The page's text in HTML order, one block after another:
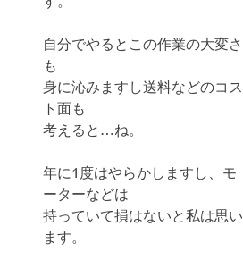
自分でやるとこの作業の大変さ
も
身に沁みますし送料などのコス
ト面も
考えると…ね。
年に1度はやらかしますし、モ
ーターなどは
持っていて損はないと私は思い
ます。